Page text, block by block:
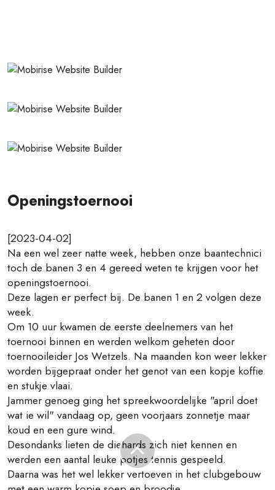
Openingstoernooi
[2023-04-02]
Na een wel zeer natte week, hebben onze baantechnici
toch de banen 3 en 4 gereed weten te krijgen voor het
openingstoernooi.
Deze lagen er perfect bij. De banen 1 en 2 volgen deze
week.
Om 10 uur kwamen de eerste deelnemers van het
toernooi binnen en werden welkom geheten door
toernooileider Jos Wetzels. Na maanden kon weer lekker
worden bijgepraat onder het genot van een kopje koffie
en stukje vlaai.
Jammer genoeg ging het spreekwoordelijke "april doet
wat ie wil" vandaag op, geen voorjaars zonnetje maar
koud en een gure wind.
Desondanks lieten de diehards zich niet kennen en
werden een aantal leuke potjes tennis gespeeld.
Daarna was het wel lekker vertoeven in het clubgebouw